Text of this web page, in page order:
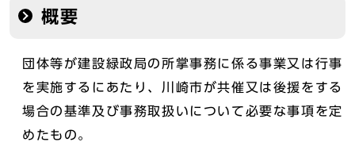
概要
団体等が建設緑政局の所掌事務に係る事業又は行事
を実施するにあたり、川崎市が共催又は後援をする
場合の基準及び事務取扱いについて必要な事項を定
めたもの。